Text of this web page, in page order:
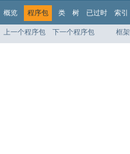
概览 程序包 类 树 已过时 索引
上一个程序包 下一个程序包 框架